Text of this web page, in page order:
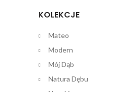
KOLEKCJE
Mateo
Modern
Mój Dąb
Natura Dębu